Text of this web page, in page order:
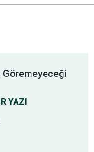
Göremeyeceği
YAZI